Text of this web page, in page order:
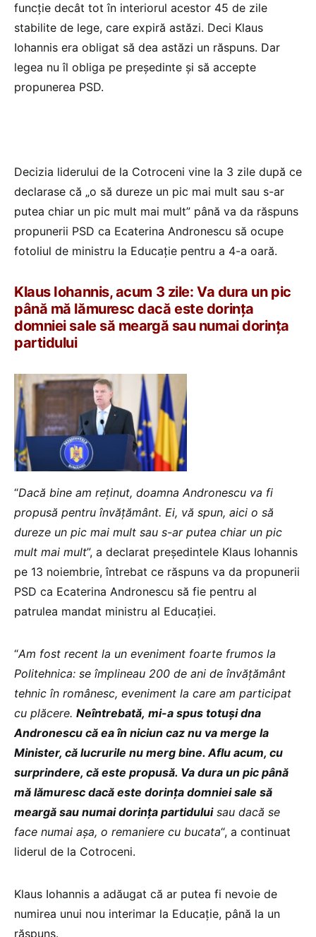
funcție decât tot în interiorul acestor 45 de zile
stabilite de lege, care expiră astăzi. Deci Klaus
Iohannis era obligat să dea astăzi un răspuns. Dar
legea nu îl obliga pe președinte și să accepte
propunerea PSD.
Decizia liderului de la Cotroceni vine la 3 zile după ce
declarase că „o să dureze un pic mai mult sau s-ar
putea chiar un pic mult mai mult” până va da răspuns
propunerii PSD ca Ecaterina Andronescu să ocupe
fotoliul de ministru la Educație pentru a 4-a oară.
Klaus Iohannis, acum 3 zile: Va dura un pic
până mă lămuresc dacă este dorința
domniei sale să meargă sau numai dorința
partidului
“Dacă bine am reținut, doamna Andronescu va fi
propusă pentru învățământ. Ei, vă spun, aici o să
dureze un pic mai mult sau s-ar putea chiar un pic
mult mai mult”, a declarat președintele Klaus Iohannis
pe 13 noiembrie, întrebat ce răspuns va da propunerii
PSD ca Ecaterina Andronescu să fie pentru al
patrulea mandat ministru al Educației.
“Am fost recent la un eveniment foarte frumos la
Politehnica: se împlineau 200 de ani de învățământ
tehnic în românesc, eveniment la care am participat
cu plăcere. Neîntrebată, mi-a spus totuși dna
Andronescu că ea în niciun caz nu va merge la
Minister, că lucrurile nu merg bine. Aflu acum, cu
surprindere, că este propusă. Va dura un pic până
mă lămuresc dacă este dorința domniei sale să
meargă sau numai dorința partiduluisau dacă se
face numai așa, o remaniere cu bucata“, a continuat
liderul de la Cotroceni.
Klaus Iohannis a adăugat că ar putea fi nevoie de
numirea unui nou interimar la Educație, până la un
răspuns.